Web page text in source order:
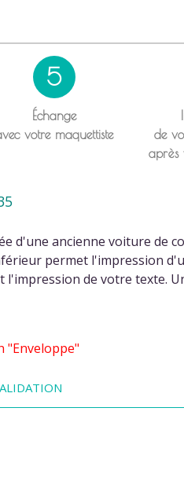
5
Échange
votre maquettiste
de
après
d'une ancienne voiture de
permet l'impression
de votre texte.
"Enveloppe"